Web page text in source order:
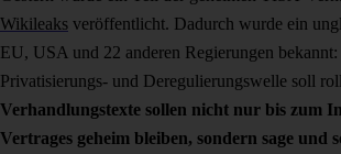
Wikileaks veröffentlicht. Dadurch wurde ein
EU, USA und 22 anderen Regierungen
Privatisierungs- und Deregulierungswelle soll
Verhandlungstexte sollen nicht nur bis zum
Vertrages geheim bleiben, sondern sage und